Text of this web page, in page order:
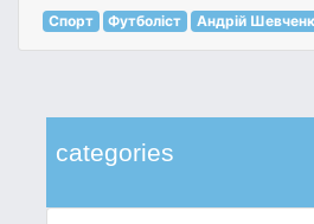
categories
Спорт Футболіст Андрій